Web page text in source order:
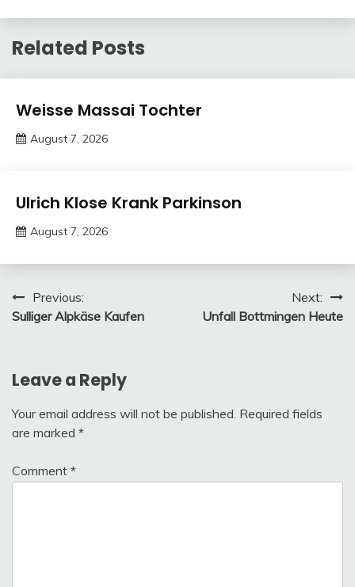
Related Posts
Trends
Weisse Massai Tochter
August 7, 2026
Trends
Ulrich Klose Krank Parkinson
August 7, 2026
Post
navigation
Previous:
Sulliger Alpkäse Kaufen
Next:
Unfall Bottmingen Heute
Leave a Reply
Your email address will not be published. Required fields
are marked *
Comment *